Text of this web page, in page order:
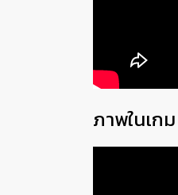
ภาพในเกม